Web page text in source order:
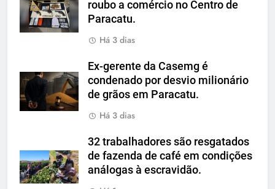
roubo a comércio no Centro de
Paracatu.
Há 3 dias
Ex-gerente da Casemg é
condenado por desvio milionário
de grãos em Paracatu.
Há 3 dias
32 trabalhadores são resgatados
de fazenda de café em condições
análogas à escravidão.